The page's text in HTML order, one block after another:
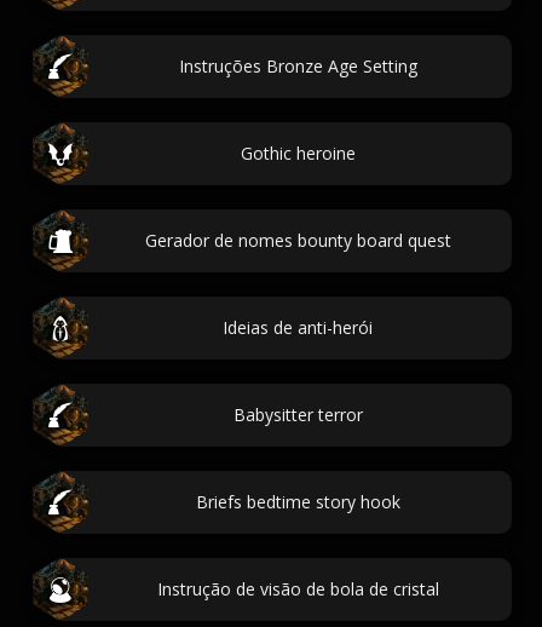
Instruções Bronze Age Setting
Gothic heroine
Gerador de nomes bounty board quest
Ideias de anti-herói
Babysitter terror
Briefs bedtime story hook
Instrução de visão de bola de cristal